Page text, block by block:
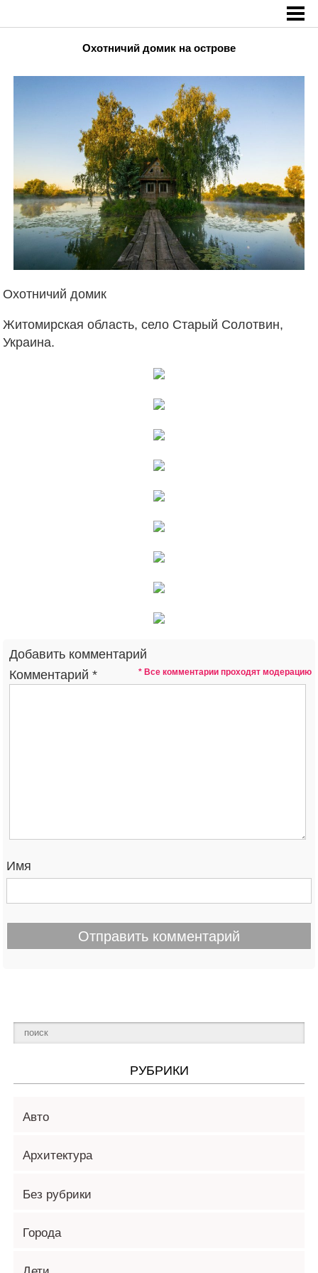
Охотничий домик на острове
Охотничий домик
Житомирская область, село Старый Солотвин,
Украина.
Добавить комментарий
* Все комментарии проходят модерацию
Комментарий*
Имя
РУБРИКИ
Авто
Архитектура
Без рубрики
Города